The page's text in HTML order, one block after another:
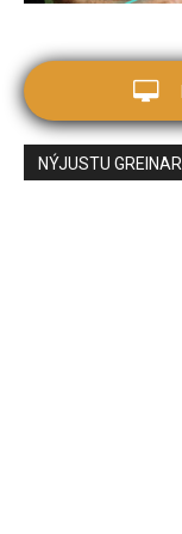
NÝJUSTU GREINAR